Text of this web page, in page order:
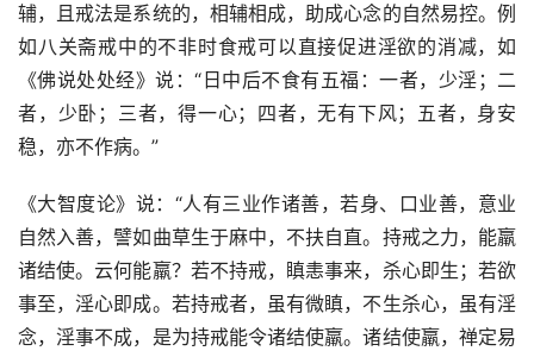
辅，且戒法是系统的，相辅相成，助成心念的自然易控。例
如八关斋戒中的不非时食戒可以直接促进淫欲的消减，如
《佛说处处经》说：“日中后不食有五福：一者，少淫；二
者，少卧；三者，得一心；四者，无有下风；五者，身安
稳，亦不作病。”
《大智度论》说：“人有三业作诸善，若身、口业善，意业
自然入善，譬如曲草生于麻中，不扶自直。持戒之力，能羸
诸结使。云何能羸？若不持戒，瞋恚事来，杀心即生；若欲
事至，淫心即成。若持戒者，虽有微瞋，不生杀心，虽有淫
念，淫事不成，是为持戒能令诸结使羸。诸结使羸，禅定易